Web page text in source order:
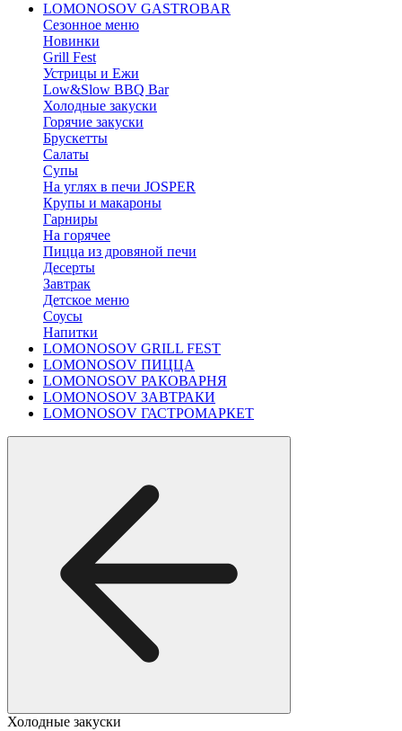
LOMONOSOV GASTROBAR
Сезонное меню
Новинки
Grill Fest
Устрицы и Ежи
Low&Slow BBQ Bar
Холодные закуски
Горячие закуски
Брускетты
Салаты
Супы
На углях в печи JOSPER
Крупы и макароны
Гарниры
На горячее
Пицца из дровяной печи
Десерты
Завтрак
Детское меню
Соусы
Напитки
LOMONOSOV GRILL FEST
LOMONOSOV ПИЦЦА
LOMONOSOV РАКОВАРНЯ
LOMONOSOV ЗАВТРАКИ
LOMONOSOV ГАСТРОМАРКЕТ
Холодные закуски